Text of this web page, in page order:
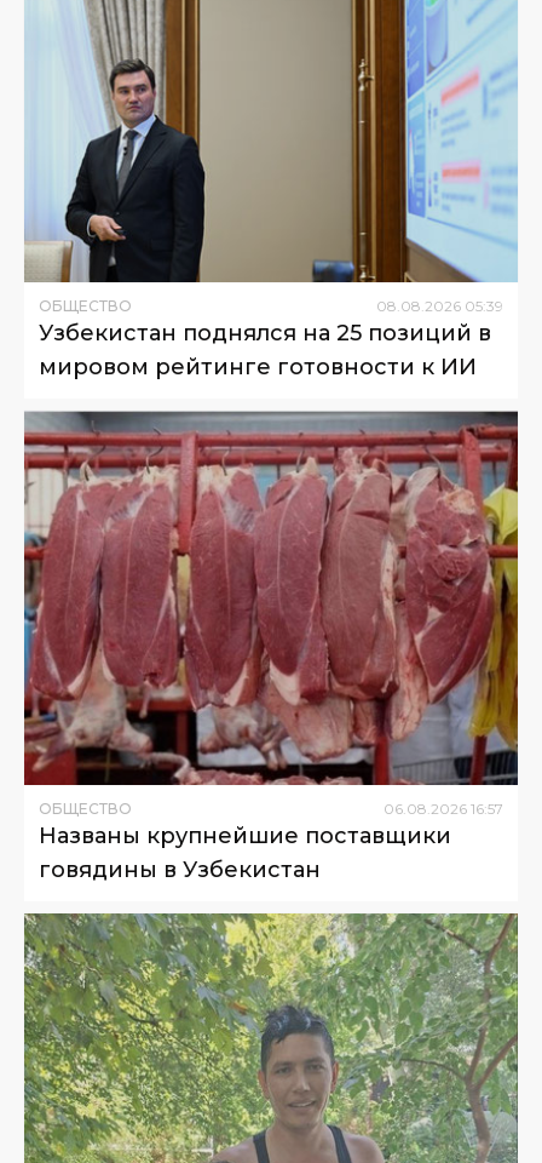
ОБЩЕСТВО 08 08 2026 05:39
Узбекистан поднялся на 25 позиций в
мировом рейтинге готовности к ИИ
ОБЩЕСТВО 06 08 2026 16:57
Названы крупнейшие поставщики
говядины в Узбекистан